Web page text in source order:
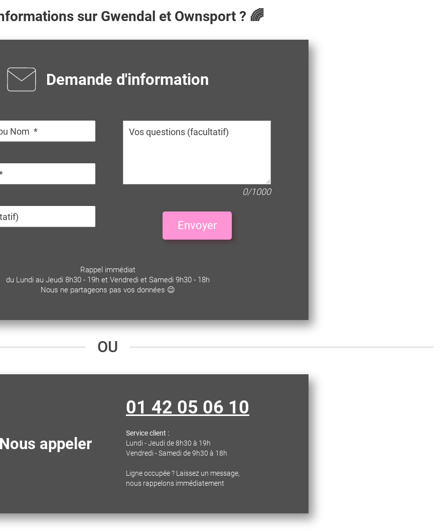
sur Gwendal et Ownsport ? 🌈
Demande d'information
0/1000
Envoyer
Rappel immédiat
du Lundi au Jeudi 8h30 - 19h et Vendredi et Samedi 9h30 - 18h
Nous ne partageons pas vos données 😉
OU
Nous appeler
01 42 05 06 10
Service client :
Lundi - Jeudi de 8h30 à 19h
Vendredi - Samedi de 9h30 à 18h
Ligne occupée ? Laissez un message,
nous rappelons immédiatement